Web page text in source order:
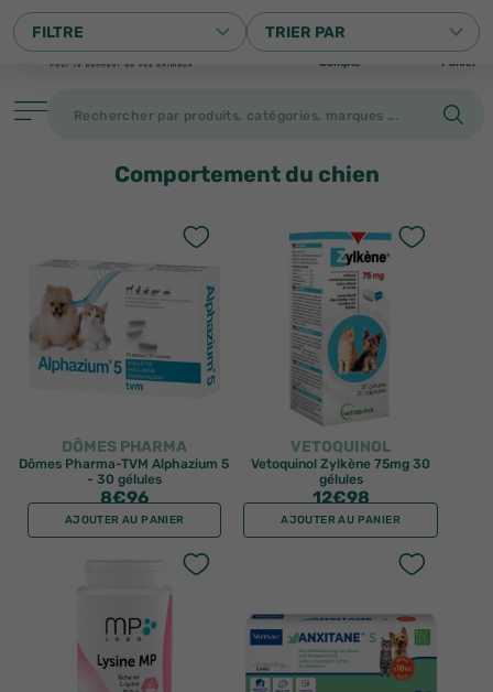
Compte Panier
PRODUITS
TRIER PAR
FILTRE
Comportement du chien
DÔMES PHARMA
Dômes Pharma-TVM Alphazium 5
- 30 gélules
8€96
AJOUTER AU PANIER
VETOQUINOL
Vetoquinol Zylkène 75mg 30
gélules
12€98
AJOUTER AU PANIER